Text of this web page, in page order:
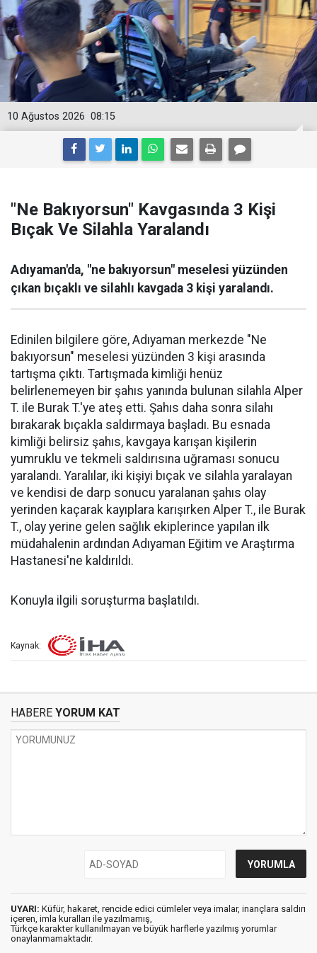
08:15
10 Ağustos 2026
"Ne Bakıyorsun" Kavgasında 3 Kişi
Bıçak Ve Silahla Yaralandı
Adıyaman'da, "ne bakıyorsun" meselesi yüzünden
çıkan bıçaklı ve silahlı kavgada 3 kişi yaralandı.
Edinilen bilgilere göre, Adıyaman merkezde "Ne
bakıyorsun" meselesi yüzünden 3 kişi arasında
tartışma çıktı. Tartışmada kimliği henüz
belirlenemeyen bir şahıs yanında bulunan silahla Alper
T. ile Burak T.'ye ateş etti. Şahıs daha sonra silahı
bırakarak bıçakla saldırmaya başladı. Bu esnada
kimliği belirsiz şahıs, kavgaya karışan kişilerin
yumruklu ve tekmeli saldırısına uğraması sonucu
yaralandı. Yaralılar, iki kişiyi bıçak ve silahla yaralayan
ve kendisi de darp sonucu yaralanan şahıs olay
yerinden kaçarak kayıplara karışırken Alper T., ile Burak
T., olay yerine gelen sağlık ekiplerince yapılan ilk
müdahalenin ardından Adıyaman Eğitim ve Araştırma
Hastanesi'ne kaldırıldı.
Konuyla ilgili soruşturma başlatıldı.
Kaynak:
HABERE YORUM KAT
UYARI: Küfür, hakaret, rencide edici cümleler veya imalar, inançlara saldırı
içeren, imla kuralları ile yazılmamış,
Türkçe karakter kullanılmayan ve büyük harflerle yazılmış yorumlar
onaylanmamaktadır.